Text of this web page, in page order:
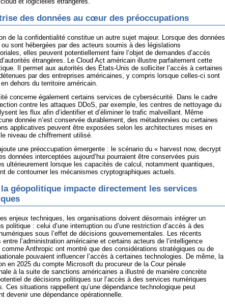
des données au cœur des préoccupations
de la confidentialité constitue un autre sujet majeur. Lorsque des données
sont hébergées par des acteurs soumis à des législations
elles peuvent potentiellement faire l’objet de demandes d’accès
étrangères. Le Cloud Act américain illustre parfaitement cette
Il permet aux autorités des États-Unis de solliciter l’accès à certaines
par des entreprises américaines, y compris lorsque celles-ci sont
dehors du territoire américain.
concerne également certains services de cybersécurité. Dans le cadre
contre les attaques DDoS, par exemple, les centres de nettoyage du
les flux afin d’identifier et d’éliminer le trafic malveillant. Même
donnée n’est conservée durablement, des métadonnées ou certaines
applicatives peuvent être exposées selon les architectures mises en
niveau de chiffrement utilisé.
une préoccupation émergente : le scénario du « harvest now, decrypt
données interceptées aujourd’hui pourraient être conservées puis
ultérieurement lorsque les capacités de calcul, notamment quantiques,
de contourner les mécanismes cryptographiques actuels.
géopolitique impacte directement les services
enjeux techniques, les organisations doivent désormais intégrer un
politique : celui d’une interruption ou d’une restriction d’accès à des
sous l’effet de décisions gouvernementales. Les récents
entre l’administration américaine et certains acteurs de l’intelligence
Anthropic ont montré que des considérations stratégiques ou de
pouvaient influencer l’accès à certaines technologies. De même, la
en 2025 du compte Microsoft du procureur de la Cour pénale
à la suite de sanctions américaines a illustré de manière concrète
de décisions politiques sur l’accès à des services numériques
Ces situations rappellent qu’une dépendance technologique peut
devenir une dépendance opérationnelle.